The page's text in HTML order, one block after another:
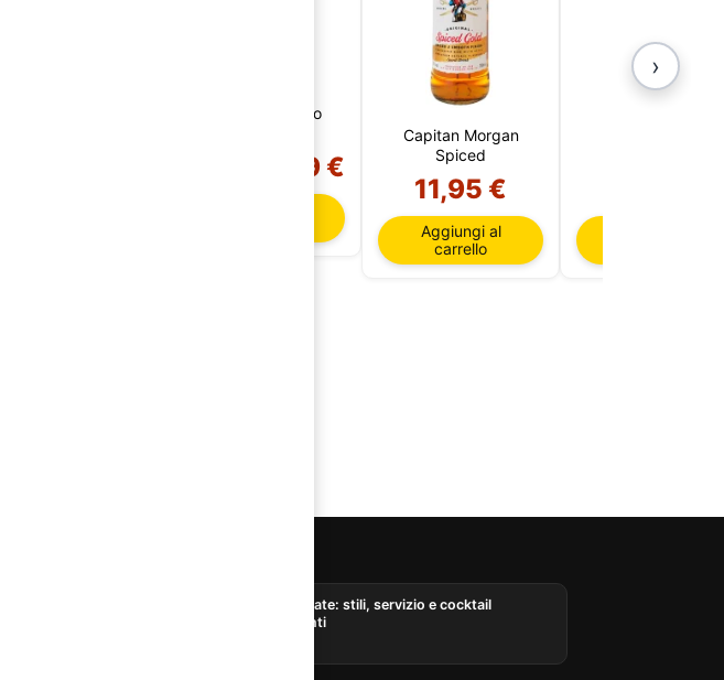
Beefeater 1 Litro
18,59 €
Capitan Morgan
Spiced
11,95 €
Aggiungi al
carrello
›
Rum d’estate: stili, servizio e cocktail
rinfrescanti